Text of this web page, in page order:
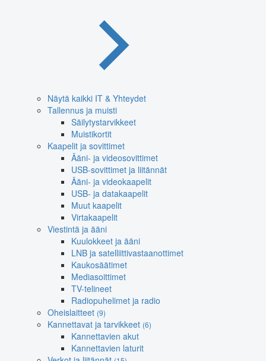
Näytä kaikki IT & Yhteydet
Tallennus ja muisti
Säilytystarvikkeet
Muistikortit
Kaapelit ja sovittimet
Ääni- ja videosovittimet
USB-sovittimet ja liitännät
Ääni- ja videokaapelit
USB- ja datakaapelit
Muut kaapelit
Virtakaapelit
Viestintä ja ääni
Kuulokkeet ja ääni
LNB ja satelliittivastaanottimet
Kaukosäätimet
Mediasoittimet
TV-telineet
Radiopuhelimet ja radio
Oheislaitteet (9)
Kannettavat ja tarvikkeet (6)
Kannettavien akut
Kannettavien laturit